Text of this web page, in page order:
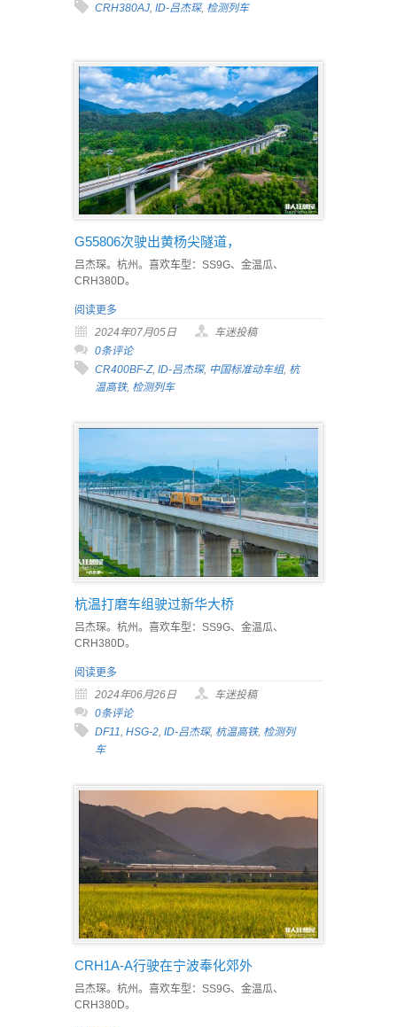
CRH380AJ ID-吕杰琛, 检测列车
G55806次驶出黄杨尖隧道，
吕杰琛。杭州。喜欢车型：SS9G、金温瓜、
CRH380D。
阅读更多
2024年07月05日
车迷投稿
0条评论
CR400BF-Z, ID-吕杰琛, 中国标准动车组, 杭
温高铁, 检测列车
杭温打磨车组驶过新华大桥
吕杰琛。杭州。喜欢车型：SS9G、金温瓜、
CRH380D。
阅读更多
2024年06月26日
车迷投稿
0条评论
DF11 HSG-2 ID-吕杰琛, 杭温高铁, 检测列
车
CRH1A-A行驶在宁波奉化郊外
吕杰琛。杭州。喜欢车型：SS9G、金温瓜、
CRH380D。